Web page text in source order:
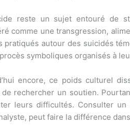
reste un sujet entouré de
comme une transgression,
pratiqués autour des suicidés
symboliques organisés à
encore, ce poids culturel
rechercher un soutien.
leurs difficultés. Consulter un
peut faire la différence